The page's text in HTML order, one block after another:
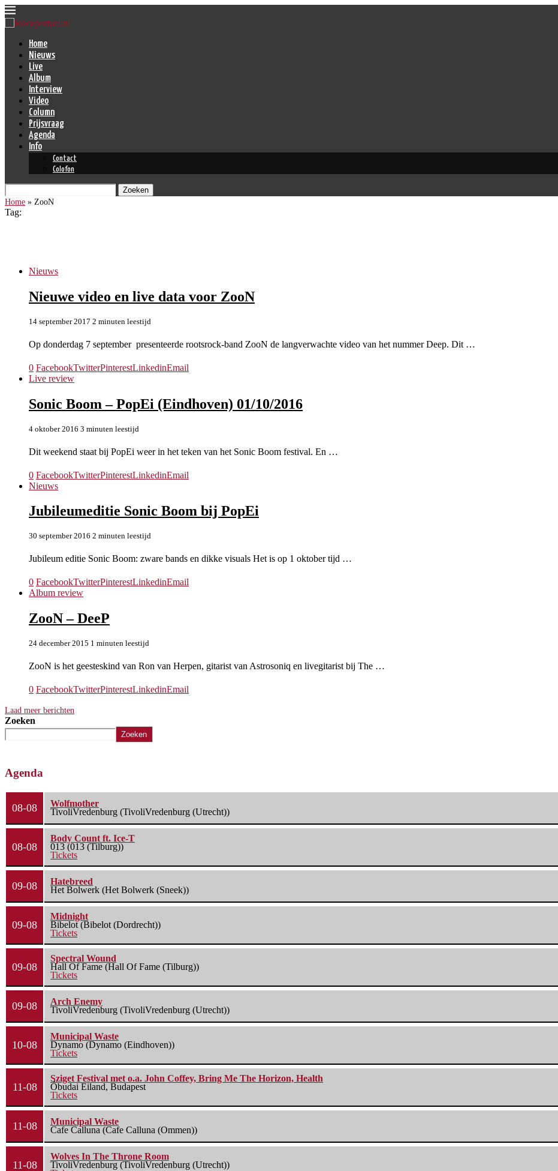
Home
Nieuws
Live
Album
Interview
Video
Column
Prijsvraag
Agenda
Info
Contact
Colofon
Zoeken
Home » ZooN
Tag:
Nieuws
Nieuwe video en live data voor ZooN
14 september 2017 2 minuten leestijd
Op donderdag 7 september presenteerde rootsrock-band ZooN de langverwachte video van het nummer Deep. Dit …
0 FacebookTwitterPinterestLinkedinEmail
Live review
Sonic Boom – PopEi (Eindhoven) 01/10/2016
4 oktober 2016 3 minuten leestijd
Dit weekend staat bij PopEi weer in het teken van het Sonic Boom festival. En …
0 FacebookTwitterPinterestLinkedinEmail
Nieuws
Jubileumeditie Sonic Boom bij PopEi
30 september 2016 2 minuten leestijd
Jubileum editie Sonic Boom: zware bands en dikke visuals Het is op 1 oktober tijd …
0 FacebookTwitterPinterestLinkedinEmail
Album review
ZooN – DeeP
24 december 2015 1 minuten leestijd
ZooN is het geesteskind van Ron van Herpen, gitarist van Astrosoniq en livegitarist bij The …
0 FacebookTwitterPinterestLinkedinEmail
Laad meer berichten
Zoeken
Zoeken
Agenda
08-08
Wolfmother
TivoliVredenburg (TivoliVredenburg (Utrecht))
08-08
Body Count ft. Ice-T
013 (013 (Tilburg))
Tickets
09-08
Hatebreed
Het Bolwerk (Het Bolwerk (Sneek))
09-08
Midnight
Bibelot (Bibelot (Dordrecht))
Tickets
09-08
Spectral Wound
Hall Of Fame (Hall Of Fame (Tilburg))
Tickets
09-08
Arch Enemy
TivoliVredenburg (TivoliVredenburg (Utrecht))
10-08
Municipal Waste
Dynamo (Dynamo (Eindhoven))
Tickets
11-08
Sziget Festival met o.a. John Coffey, Bring Me The Horizon, Health
Óbudai Eiland, Budapest
Tickets
11-08
Municipal Waste
Cafe Calluna (Cafe Calluna (Ommen))
11-08
Wolves In The Throne Room
TivoliVredenburg (TivoliVredenburg (Utrecht))